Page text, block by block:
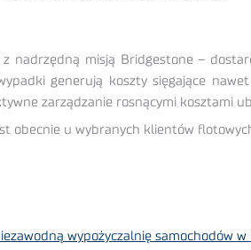
nadrzędną misją Bridgestone –
generują koszty sięgające
zarządzanie rosnącymi kosztami
obecnie u wybranych klientów
wypożyczalnię samochodów w